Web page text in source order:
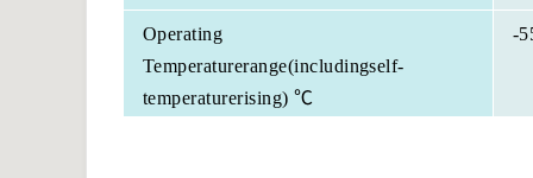
Operating
Temperaturerange(includingself-
temperaturerising) ℃
-